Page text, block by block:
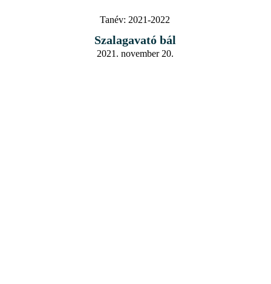
Tanév: 2021-2022
Szalagavató bál
2021. november 20.